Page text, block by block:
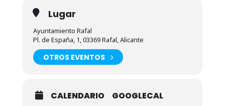
Lugar
Ayuntamiento Rafal
Pl. de España, 1, 03369 Rafal, Alicante
OTROS EVENTOS
CALENDARIO GOOGLECAL